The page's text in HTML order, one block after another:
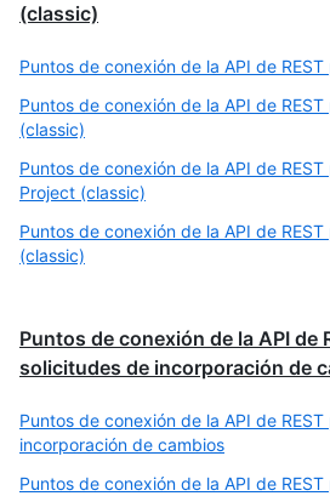
(classic)
Puntos de conexión de la API de
Puntos de conexión de la API de
(classic)
Puntos de conexión de la API de
Project (classic)
Puntos de conexión de la API de
(classic)
Puntos de conexión de la API de
solicitudes de incorporación de
Puntos de conexión de la API de
incorporación de cambios
Puntos de conexión de la API de